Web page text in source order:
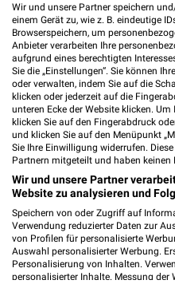
506,60 km •
Discounter Angebote
16 Prospekte
Thomas Philipps
Wir und unsere Partner speichern
einem Gerät zu, wie z. B. eindeutige
Browserspeichern, um
Anbieter verarbeiten Ihre
aufgrund eines berechtigten
Sie die „Einstellungen“. Sie können
oder verwalten, indem Sie auf die
klicken oder jederzeit auf die
unteren Ecke der Website klicken.
klicken Sie auf den Fingerabdruck
und klicken Sie auf den Menüpunkt
Sie Ihre Einwilligung widerrufen.
Partnern mitgeteilt und haben keinen
Wir und unsere Partner
Website zu analysieren und
Speichern von oder Zugriff auf
Verwendung reduzierter Daten zur
von Profilen für personalisierte
Auswahl personalisierter Werbung.
Personalisierung von Inhalten.
personalisierter Inhalte. Messung der